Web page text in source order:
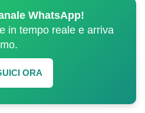
WhatsApp!
in tempo reale e arriva
ORA